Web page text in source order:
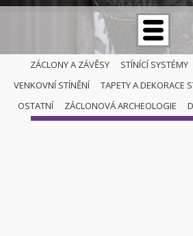
ZÁCLONY A ZÁVĚSY STÍNÍCÍ SYSTÉMY
VENKOVNÍ STÍNĚNÍ
TAPETY A DEKORACE
OSTATNÍ
ZÁCLONOVÁ ARCHEOLOGIE
ZÁCLONY A